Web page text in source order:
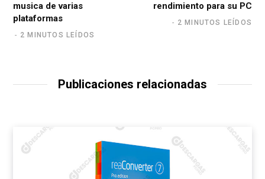
musica de varias
plataformas
2 MINUTOS LEÍDOS
rendimiento para su PC
2 MINUTOS LEÍDOS
Publicaciones relacionadas